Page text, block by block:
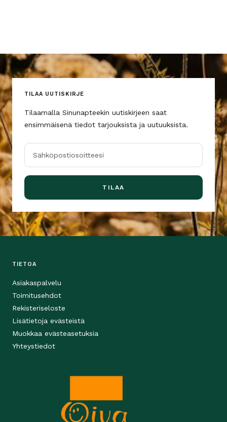
TILAA UUTISKIRJE
Tilaamalla Sinunapteekin uutiskirjeen saat
ensimmäisenä tiedot tarjouksista ja uutuuksista.
Sähköpostiosoitteesi
TILAA
TIETOA
Asiakaspalvelu
Toimitusehdot
Rekisteriseloste
Lisätietoja evästeistä
Muokkaa evästeasetuksia
Yhteystiedot